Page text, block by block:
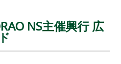
NS主催興行 広